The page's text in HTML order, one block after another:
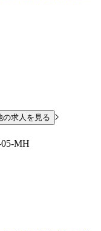
の求人を見る
MH